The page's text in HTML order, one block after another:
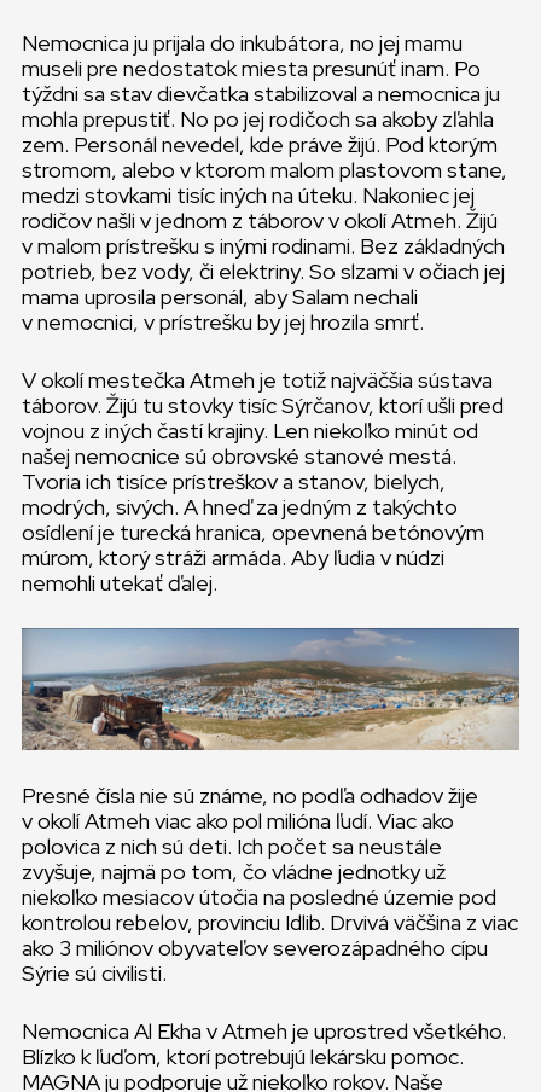
Nemocnica ju prijala do inkubátora, no jej mamu
museli pre nedostatok miesta presunúť inam. Po
týždni sa stav dievčatka stabilizoval a nemocnica ju
mohla prepustiť. No po jej rodičoch sa akoby zľahla
zem. Personál nevedel, kde práve žijú. Pod ktorým
stromom, alebo v ktorom malom plastovom stane,
medzi stovkami tisíc iných na úteku. Nakoniec jej
rodičov našli v jednom z táborov v okolí Atmeh. Žijú
v malom prístrešku s inými rodinami. Bez základných
potrieb, bez vody, či elektriny. So slzami v očiach jej
mama uprosila personál, aby Salam nechali
v nemocnici, v prístrešku by jej hrozila smrť.
V okolí mestečka Atmeh je totiž najväčšia sústava
táborov. Žijú tu stovky tisíc Sýrčanov, ktorí ušli pred
vojnou z iných častí krajiny. Len niekoľko minút od
našej nemocnice sú obrovské stanové mestá.
Tvoria ich tisíce prístreškov a stanov, bielych,
modrých, sivých. A hneď za jedným z takýchto
osídlení je turecká hranica, opevnená betónovým
múrom, ktorý stráži armáda. Aby ľudia v núdzi
nemohli utekať ďalej.
Presné čísla nie sú známe, no podľa odhadov žije
v okolí Atmeh viac ako pol milióna ľudí. Viac ako
polovica z nich sú deti. Ich počet sa neustále
zvyšuje, najmä po tom, čo vládne jednotky už
niekoľko mesiacov útočia na posledné územie pod
kontrolou rebelov, provinciu Idlib. Drvivá väčšina z viac
ako 3 miliónov obyvateľov severozápadného cípu
Sýrie sú civilisti.
Nemocnica Al Ekha v Atmeh je uprostred všetkého.
Blízko k ľuďom, ktorí potrebujú lekársku pomoc.
MAGNA ju podporuje už niekoľko rokov. Naše